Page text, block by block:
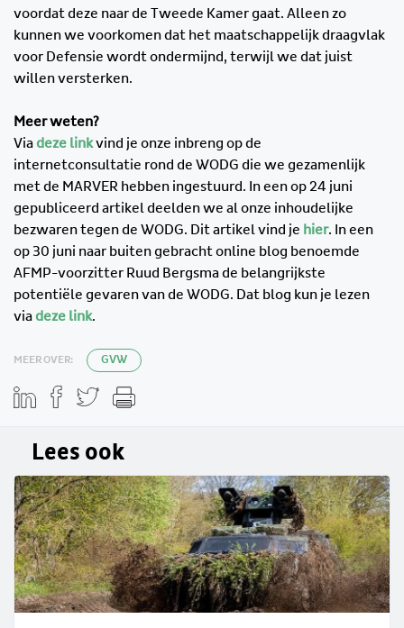
voordat deze naar de Tweede Kamer gaat. Alleen zo
kunnen we voorkomen dat het maatschappelijk draagvlak
voor Defensie wordt ondermijnd, terwijl we dat juist
willen versterken.
Meer weten?
Viadeze linkvind je onze inbreng op de
internetconsultatie rond de WODG die we gezamenlijk
met de MARVER hebben ingestuurd. In een op 24 juni
gepubliceerd artikel deelden we al onze inhoudelijke
bezwaren tegen de WODG. Dit artikel vind je hier. In een
op 30 juni naar buiten gebracht online blog benoemde
AFMP-voorzitter Ruud Bergsma de belangrijkste
potentiële gevaren van de WODG. Dat blog kun je lezen
viadeze link.
MEER OVER: GVW
Lees ook